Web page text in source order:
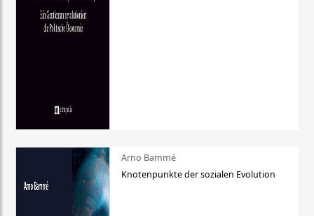
Arno Bammé
Knotenpunkte der sozialen Evolution